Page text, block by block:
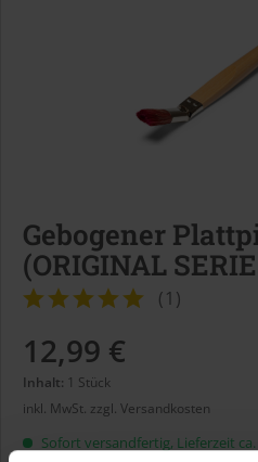
Gebogener
(ORIGINAL
(1 )
12,99 €
Inhalt: 1 Stück
inkl. MwSt. zzgl. Versandkosten
Sofort versandfertig, Lieferzeit